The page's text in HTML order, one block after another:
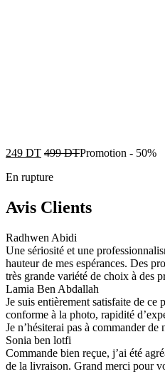
249 DT 499DTPromotion - 50%
En rupture
Avis Clients
Radhwen Abidi
Une sériosité et une
hauteur de mes espérances. Des
très grande variété de choix à des
Lamia Ben Abdallah
Je suis entièrement satisfaite de
conforme à la photo, rapidité
Je n’hésiterai pas à commander de
Sonia ben lotfi
Commande bien reçue, j’ai été
de la livraison. Grand merci pour